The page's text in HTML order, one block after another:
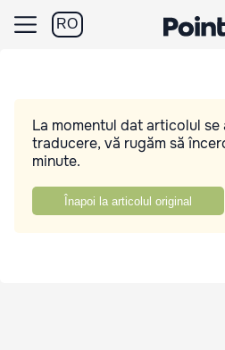
RO
La momentul dat articolul
traducere, vă rugăm să
minute.
Înapoi la articolul original